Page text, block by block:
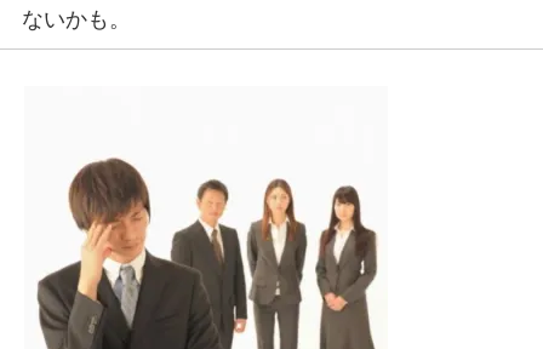
ないかも。